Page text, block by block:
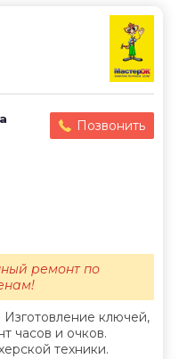
Позвонить
ключей,
часов и очков.
техники.
ремонт по